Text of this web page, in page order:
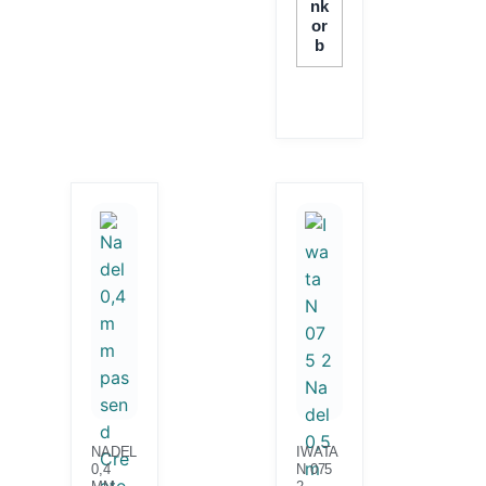
Nk
Or
B
NADEL
0,4
IWATA
N 075